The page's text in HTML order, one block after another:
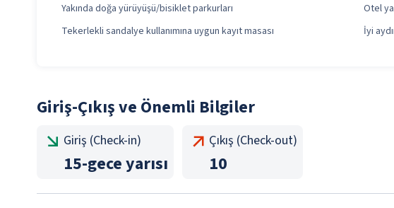
Yakında doğa yürüyüşü/bisiklet parkurları
Otel
Tekerlekli sandalye kullanımına uygun kayıt masası
İyi
Giriş-Çıkış ve Önemli Bilgiler
Giriş (Check-in)
15-gece yarısı
Çıkış (Check-out)
10